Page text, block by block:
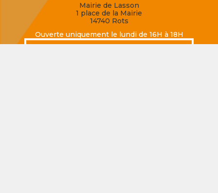
Mairie de Lasson
1 place de la Mairie
14740 Rots
Ouverte uniquement le lundi de 16H à 18H
SECQUEVILLE-EN-BESSIN